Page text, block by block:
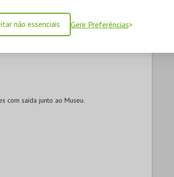
não essenciais Gerir Preferências
com saída junto ao Museu.